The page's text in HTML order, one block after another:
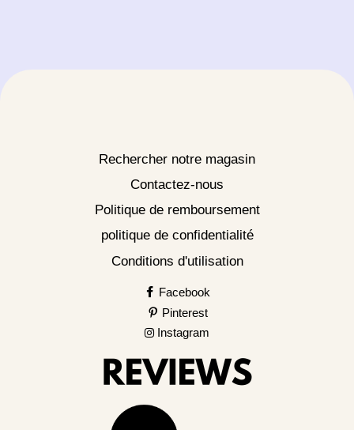
Rechercher notre magasin
Contactez-nous
Politique de remboursement
politique de confidentialité
Conditions d'utilisation
Facebook
Pinterest
Instagram